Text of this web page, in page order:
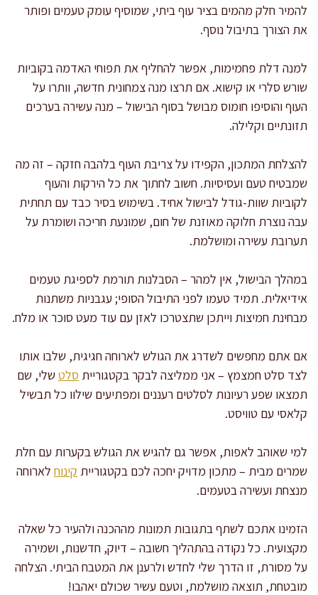
להמיר חלק מהמים בציר עוף ביתי, שמוסיף עומק טעמים ופותר
את הצורך בתיבול נוסף.
למנה דלת פחמימות, אפשר להחליף את תפוחי האדמה בקוביות
שורש סלרי או קישוא. אם תרצו מנה צמחונית חדשה, וותרו על
העוף והוסיפו חומוס מבושל בסוף הבישול – מנה עשירה בערכים
תזונתיים וקלילה.
להצלחת המתכון, הקפידו על צריבת העוף בלהבה חזקה – זה מה
שמבטיח טעם ועסיסיות. חשוב לחתוך את כל הירקות והעוף
לקוביות שוות-גודל לבישול אחיד. בשימוש בסיר כבד עם תחתית
עבה נוצרת חלוקה מאוזנת של חום, שמונעת חריכה ושומרת על
תערובת עשירה ומושלמת.
במהלך הבישול, אין למהר – הסבלנות תורמת לספיגת טעמים
אידיאלית. תמיד טעמו לפני התיבול הסופי; עגבניות משתנות
מבחינת חמיצות וייתכן שתצטרכו לאזן עם עוד מעט סוכר או מלח.
אם אתם מחפשים לשדרג את הגולש לארוחה חגיגית, שלבו אותו
לצד סלט חמצמץ – אני ממליצה לבקר בקטגוריית סלט שלי, שם
תמצאו שפע רעיונות לסלטים רעננים ומפתיעים שילוו כל תבשיל
קלאסי עם טוויסט.
למי שאוהב לאפות, אפשר גם להגיש את הגולש בקערות עם חלת
שמרים מבית – מתכון מדויק יחכה לכם בקטגוריית קינוח לארוחה
מנצחת ועשירה בטעמים.
הזמינו אתכם לשתף בתגובות תמונות מההכנה ולהעיר כל שאלה
מקצועית. כל נקודה בהתהליך חשובה – דיוק, חדשנות, ושמירה
על מסורת, זו הדרך שלי לחדש ולרענן את המטבח הביתי. הצלחה
מובטחת, תוצאה מושלמת, וטעם עשיר שכולם יאהבו!